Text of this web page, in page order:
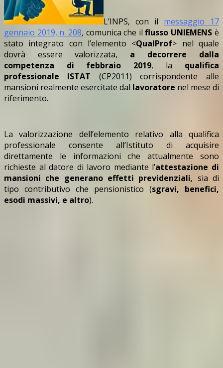
L’INPS, con il messaggio 17
gennaio 2019, n. 208, comunica che il flusso UNIEMENS è
stato integrato con l’elemento <QualProf> nel quale
dovrà essere valorizzata, a decorrere dalla
competenza di febbraio 2019, la qualifica
professionale ISTAT (CP2011) corrispondente alle
mansioni realmente esercitate dal lavoratore nel mese di
riferimento.
La valorizzazione dell’elemento relativo alla qualifica
professionale consente all’Istituto di acquisire
direttamente le informazioni che attualmente sono
richieste al datore di lavoro mediante l’attestazione di
mansioni che generano effetti previdenziali, sia di
tipo contributivo che pensionistico (sgravi, benefici,
esodi massivi, e altro).